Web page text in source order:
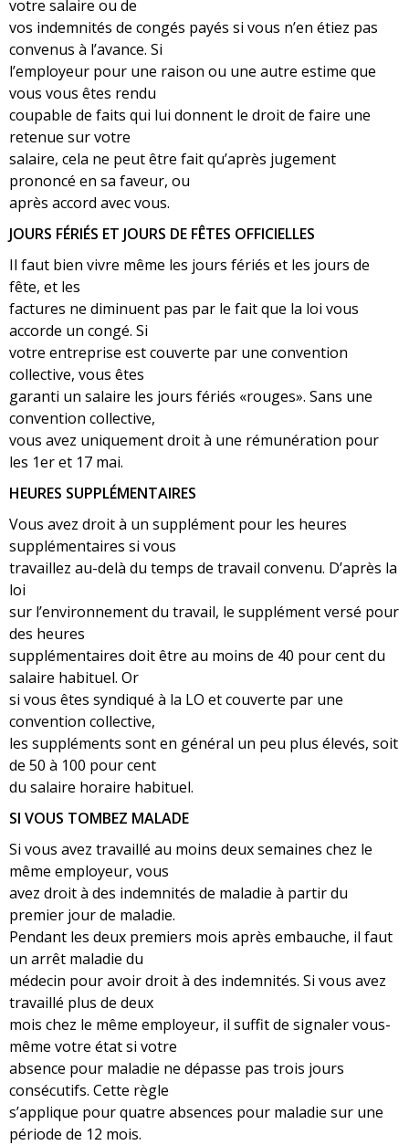
votre salaire ou de
vos indemnités de congés payés si vous n’en étiez pas
convenus à l’avance. Si
l’employeur pour une raison ou une autre estime que
vous vous êtes rendu
coupable de faits qui lui donnent le droit de faire une
retenue sur votre
salaire, cela ne peut être fait qu’après jugement
prononcé en sa faveur, ou
après accord avec vous.
JOURS FÉRIÉS ET JOURS DE FÊTES OFFICIELLES
Il faut bien vivre même les jours fériés et les jours de
fête, et les
factures ne diminuent pas par le fait que la loi vous
accorde un congé. Si
votre entreprise est couverte par une convention
collective, vous êtes
garanti un salaire les jours fériés «rouges». Sans une
convention collective,
vous avez uniquement droit à une rémunération pour
les 1er et 17 mai.
HEURES SUPPLÉMENTAIRES
Vous avez droit à un supplément pour les heures
supplémentaires si vous
travaillez au-delà du temps de travail convenu. D’après la
loi
sur l’environnement du travail, le supplément versé pour
des heures
supplémentaires doit être au moins de 40 pour cent du
salaire habituel. Or
si vous êtes syndiqué à la LO et couverte par une
convention collective,
les suppléments sont en général un peu plus élevés, soit
de 50 à 100 pour cent
du salaire horaire habituel.
SI VOUS TOMBEZ MALADE
Si vous avez travaillé au moins deux semaines chez le
même employeur, vous
avez droit à des indemnités de maladie à partir du
premier jour de maladie.
Pendant les deux premiers mois après embauche, il faut
un arrêt maladie du
médecin pour avoir droit à des indemnités. Si vous avez
travaillé plus de deux
mois chez le même employeur, il suffit de signaler vous-
même votre état si votre
absence pour maladie ne dépasse pas trois jours
consécutifs. Cette règle
s’applique pour quatre absences pour maladie sur une
période de 12 mois.